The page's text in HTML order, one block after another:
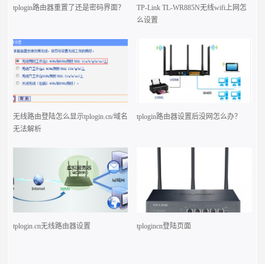
tplogin路由器重置了还是密码界面？
TP-Link TL-WR885N无线wifi上网怎
么设置
无线路由登陆怎么显示tplogin.cn/域名
无法解析
tplogin路由器设置后没网怎么办？
tplogin.cn无线路由器设置 tplogincn登陆页面